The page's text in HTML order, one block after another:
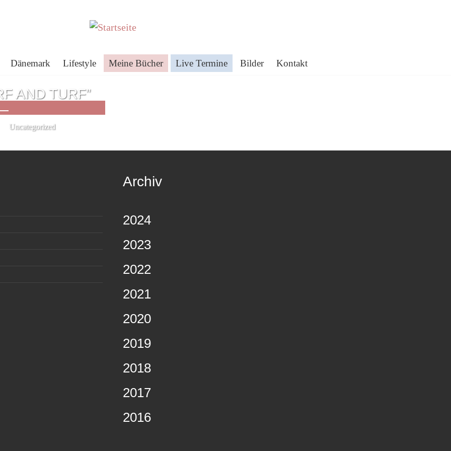
Dänemark Lifestyle Meine Bücher Live Termine Bilder Kontakt
AND TURF”
Uncategorized
Archiv
2024
2023
2022
2021
2020
2019
2018
2017
2016